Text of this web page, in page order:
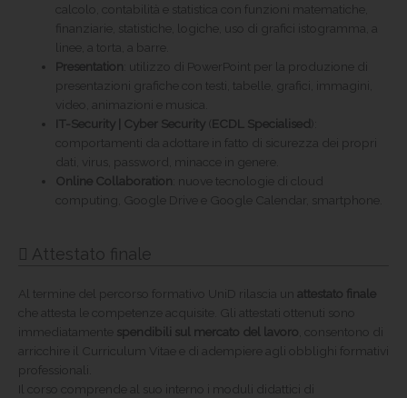
calcolo, contabilità e statistica con funzioni matematiche,
finanziarie, statistiche, logiche, uso di grafici istogramma, a
linee, a torta, a barre.
Presentation : utilizzo di PowerPoint per la produzione di
presentazioni grafiche con testi, tabelle, grafici, immagini,
video, animazioni e musica.
IT-Security | Cyber Security (ECDL Specialised ):
comportamenti da adottare in fatto di sicurezza dei propri
dati, virus, password, minacce in genere.
Online Collaboration : nuove tecnologie di cloud
computing, Google Drive e Google Calendar, smartphone.
Attestato finale
Al termine del percorso formativo UniD rilascia un attestato finale
che attesta le competenze acquisite. Gli attestati ottenuti sono
immediatamente spendibili sul mercato del lavoro , consentono di
arricchire il Curriculum Vitae e di adempiere agli obblighi formativi
professionali.
Il corso comprende al suo interno i moduli didattici di